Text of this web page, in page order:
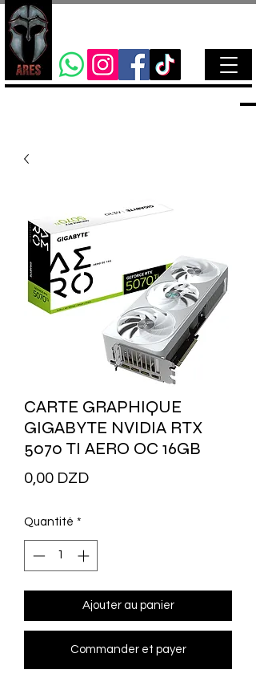
CARTE GRAPHIQUE
GIGABYTE NVIDIA RTX
5070 TI AERO OC 16GB
0,00 DZDPrix
Quantité *
Ajouter au panier
Commander et payer